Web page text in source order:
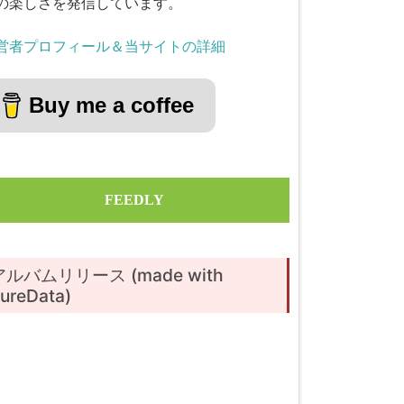
者プロフィール＆当サイトの詳細
Buy me a coffee
FEEDLY
ルバムリリース (made with